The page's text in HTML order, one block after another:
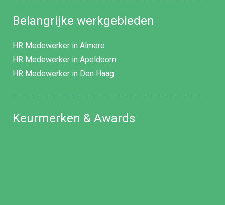
Belangrijke werkgebieden
HR Medewerker in Almere
HR Medewerker in Apeldoorn
HR Medewerker in Den Haag
Keurmerken & Awards